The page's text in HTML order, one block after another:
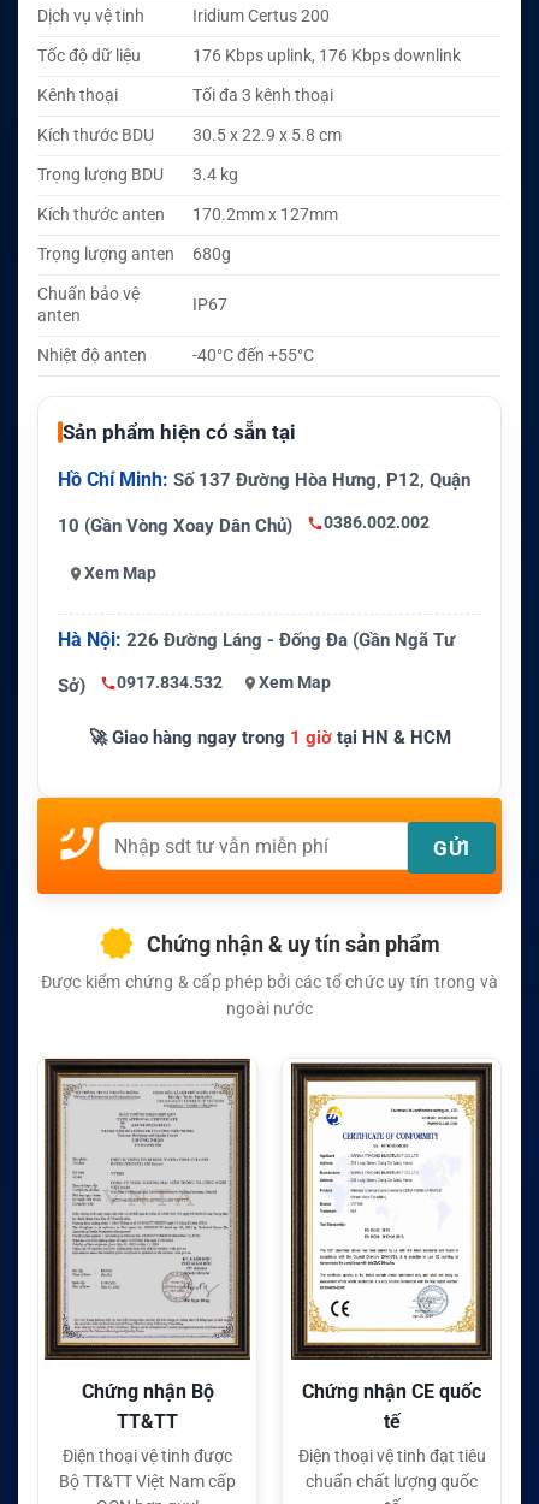
Dịch vụ vệ tinh
Iridium Certus 200
Tốc độ dữ liệu
176 Kbps uplink, 176 Kbps downlink
Kênh thoại
Tối đa 3 kênh thoại
Kích thước BDU
30.5 x 22.9 x 5.8 cm
Trọng lượng BDU
3.4 kg
Kích thước anten
170.2mm x 127mm
Trọng lượng anten
680g
Chuẩn bảo vệ
anten
IP67
Nhiệt độ anten -40°C đến +55°C
Sản phẩm hiện có sẵn tại
Hồ Chí Minh: Số 137 Đường Hòa Hưng, P12, Quận
10 (Gần Vòng Xoay Dân Chủ) 0386.002.002
Xem Map
Hà Nội: 226 Đường Láng - Đống Đa (Gần Ngã Tư
Sở) 0917.834.532 Xem Map
🚀 Giao hàng ngay trong 1 giờtại HN & HCM
Chứng nhận & uy tín sản phẩm
Được kiểm chứng & cấp phép bởi các tổ chức uy tín trong và
ngoài nước
Chứng nhận CE quốc
Điện thoại vệ tinh đạt tiêu
chuẩn chất lượng quốc
Chứng nhận FC quốc
Điện thoại vệ tinh đạt tiêu
chuẩn chất lượng quốc